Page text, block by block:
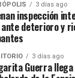
3 días ago
inspección
ante deterioro y
3 días ago
Guerra